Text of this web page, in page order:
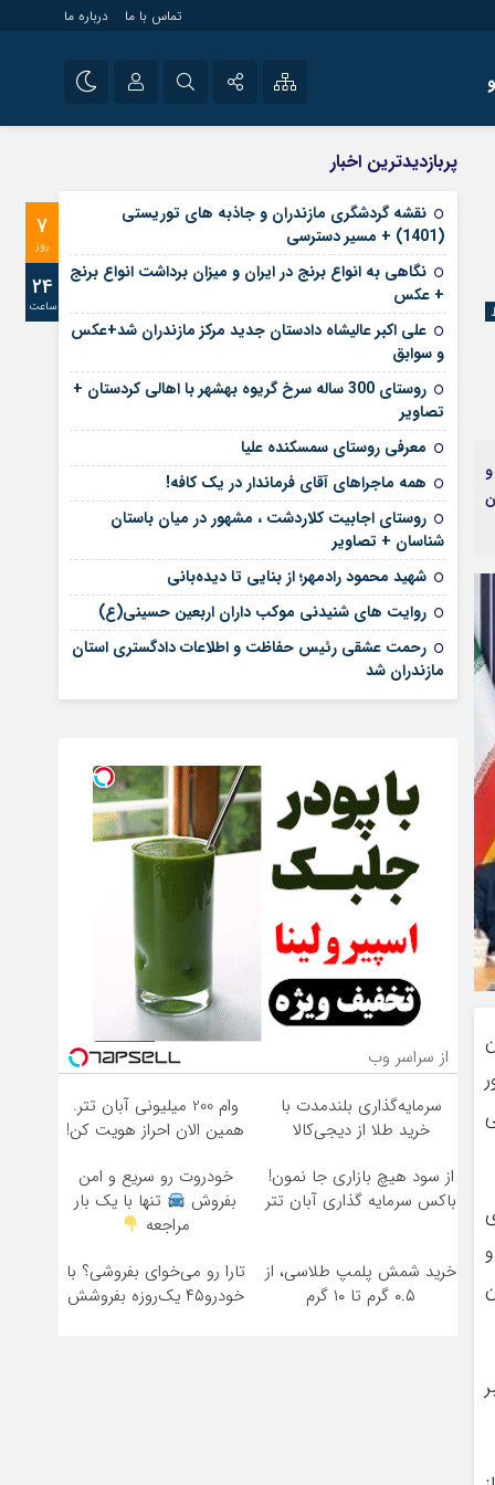
تماس با ما درباره ما
آپارات
رمز عبور
مرا به خاطر بسپار
راه اندازی سایت و
سایت های خبری و
پربازدیدترین اخبار
7
روز
24
ساعت
نقشه گردشگری مازندران و جاذبه های توریستی
(1401) + مسیر دسترسی
نگاهی به انواع برنج در ایران و میزان برداشت انواع برنج
+ عکس
علی‌ اکبر عالیشاه دادستان جدید مرکز مازندران شد+عکس
و سوابق
روستای 300 ساله سرخ ‌گریوه بهشهر با اهالی کردستان +
تصاویر
معرفی روستای سمسکنده علیا
همه ماجراهای آقای فرماندار در یک کافه!
روستای اجابیت کلاردشت ، مشهور در میان باستان
شناسان + تصاویر
شهید محمود رادمهر؛ از بنایی تا دیده‌بانی
روایت های شنیدنی موکب داران اربعین حسینی(ع)
رحمت عشقی رئیس حفاظت و اطلاعات دادگستری استان
مازندران شد
از سراسر وب
سرمایه‌گذاری بلندمدت با
خرید طلا از دیجی‌کالا
وام 200 میلیونی آبان تتر.
همین الان احراز هویت کن!
از سود هیچ بازاری جا نمون!
باکس سرمایه گذاری آبان تتر
خودروت رو سریع و امن
بفروش
تنها با یک بار
مراجعه
خرید شمش پلمپ طلاسی، از
۰.۵ گرم تا ۱۰ گرم
تارا رو می‌خوای بفروشی؟ با
خودرو۴۵ یک‌روزه بفروشش